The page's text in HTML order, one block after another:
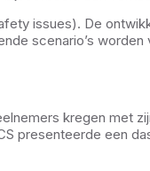
issues). De
scenario’s worden
kregen met
presenteerde een